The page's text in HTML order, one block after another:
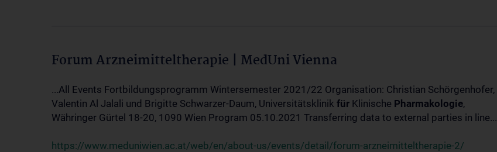
Forum Arzneimitteltherapie | MedUni Vienna
...All Events Fortbildungsprogramm Wintersemester 2021/22 Organisation: Christian Schörgenhofer,
Valentin Al Jalali und Brigitte Schwarzer-Daum, Universitätsklinik für Klinische Pharmakologie,
Währinger Gürtel 18-20, 1090 Wien Program 05.10.2021 Transferring data to external parties in line...
https://www.meduniwien.ac.at/web/en/about-us/events/detail/forum-arzneimitteltherapie-2/